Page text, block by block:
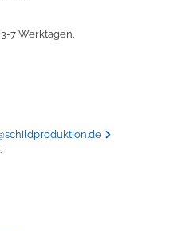
7 Werktagen.